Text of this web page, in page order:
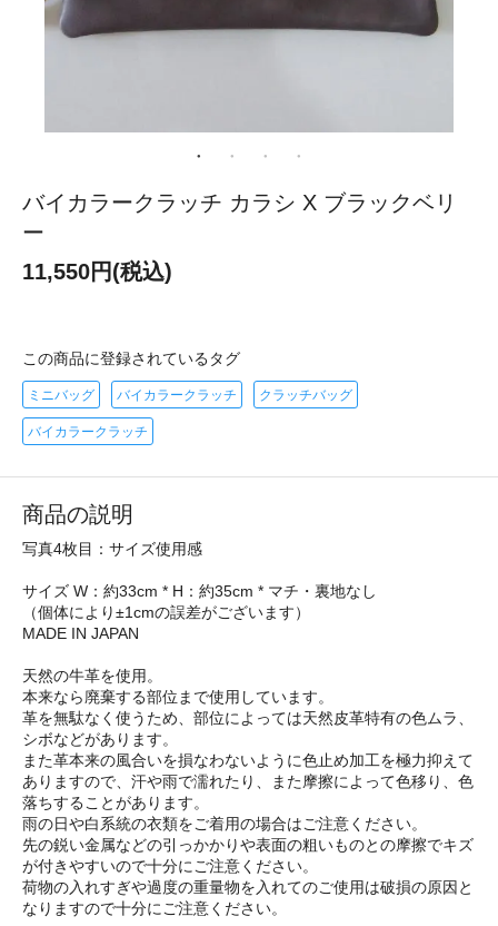
バイカラークラッチ カラシ X ブラックベリ
ー
11,550円(税込)
この商品に登録されているタグ
ミニバッグ バイカラークラッチ クラッチバッグ
バイカラークラッチ
商品の説明
写真4枚目：サイズ使用感
サイズ W：約33cm * H：約35cm * マチ・裏地なし
（個体により±1cmの誤差がございます）
MADE IN JAPAN
天然の牛革を使用。
本来なら廃棄する部位まで使用しています。
革を無駄なく使うため、部位によっては天然皮革特有の色ムラ、
シボなどがあります。
また革本来の風合いを損なわないように色止め加工を極力抑えて
ありますので、汗や雨で濡れたり、また摩擦によって色移り、色
落ちすることがあります。
雨の日や白系統の衣類をご着用の場合はご注意ください。
先の鋭い金属などの引っかかりや表面の粗いものとの摩擦でキズ
が付きやすいので十分にご注意ください。
荷物の入れすぎや過度の重量物を入れてのご使用は破損の原因と
なりますので十分にご注意ください。